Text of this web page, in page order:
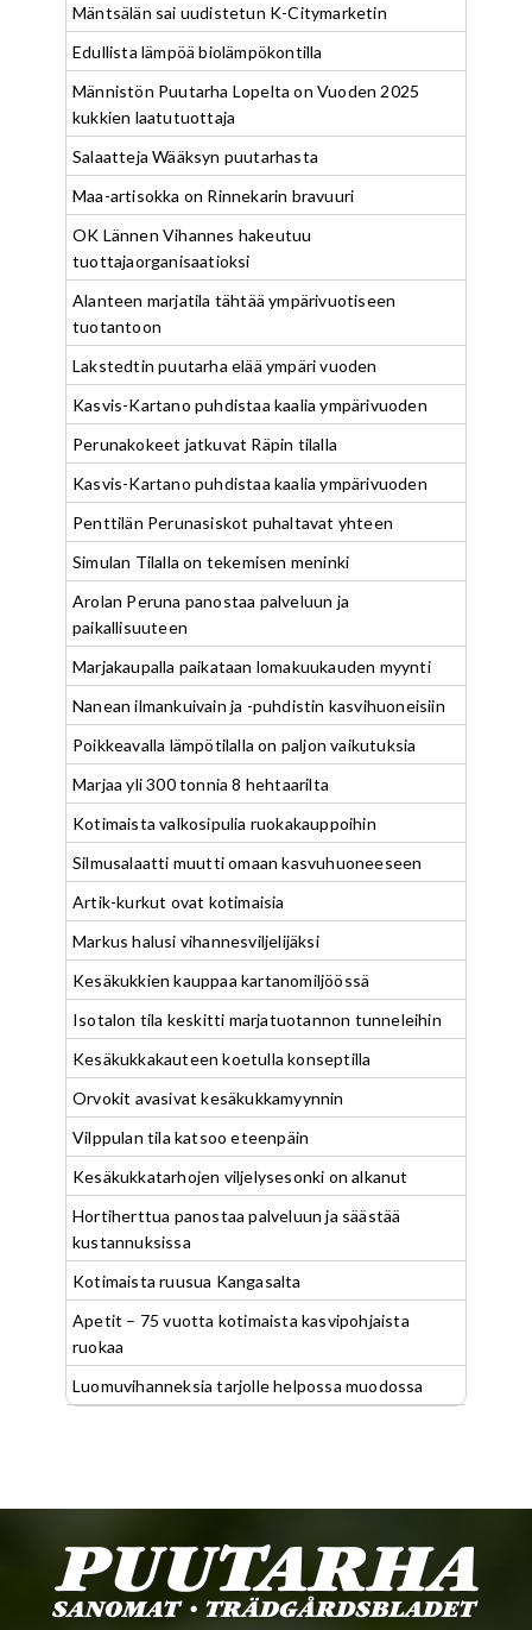
Mäntsälän sai uudistetun K-Citymarketin
Edullista lämpöä biolämpökontilla
Männistön Puutarha Lopelta on Vuoden 2025
kukkien laatutuottaja
Salaatteja Wääksyn puutarhasta
Maa-artisokka on Rinnekarin bravuuri
OK Lännen Vihannes hakeutuu
tuottajaorganisaatioksi
Alanteen marjatila tähtää ympärivuotiseen
tuotantoon
Lakstedtin puutarha elää ympäri vuoden
Kasvis-Kartano puhdistaa kaalia ympärivuoden
Perunakokeet jatkuvat Räpin tilalla
Kasvis-Kartano puhdistaa kaalia ympärivuoden
Penttilän Perunasiskot puhaltavat yhteen
Simulan Tilalla on tekemisen meninki
Arolan Peruna panostaa palveluun ja
paikallisuuteen
Marjakaupalla paikataan lomakuukauden myynti
Nanean ilmankuivain ja -puhdistin kasvihuoneisiin
Poikkeavalla lämpötilalla on paljon vaikutuksia
Marjaa yli 300 tonnia 8 hehtaarilta
Kotimaista valkosipulia ruokakauppoihin
Silmusalaatti muutti omaan kasvuhuoneeseen
Artik-kurkut ovat kotimaisia
Markus halusi vihannesviljelijäksi
Kesäkukkien kauppaa kartanomiljöössä
Isotalon tila keskitti marjatuotannon tunneleihin
Kesäkukkakauteen koetulla konseptilla
Orvokit avasivat kesäkukkamyynnin
Vilppulan tila katsoo eteenpäin
Kesäkukkatarhojen viljelysesonki on alkanut
Hortiherttua panostaa palveluun ja säästää
kustannuksissa
Kotimaista ruusua Kangasalta
Apetit – 75 vuotta kotimaista kasvipohjaista
ruokaa
Luomuvihanneksia tarjolle helpossa muodossa